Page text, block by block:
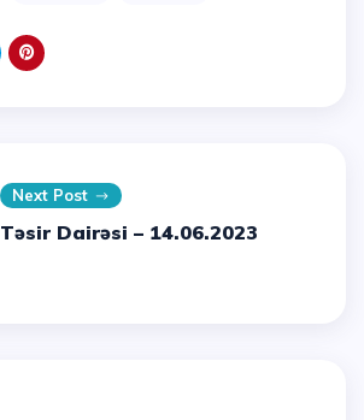
Next Post
Təsir Dairəsi – 14.06.2023